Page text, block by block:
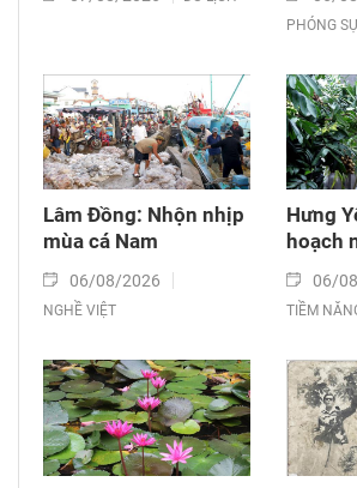
PHÓNG SỰ
Lâm Đồng: Nhộn nhịp
mùa cá Nam
06/08/2026
NGHỀ VIỆT
Hưng
hoạch
06/
TIỀM